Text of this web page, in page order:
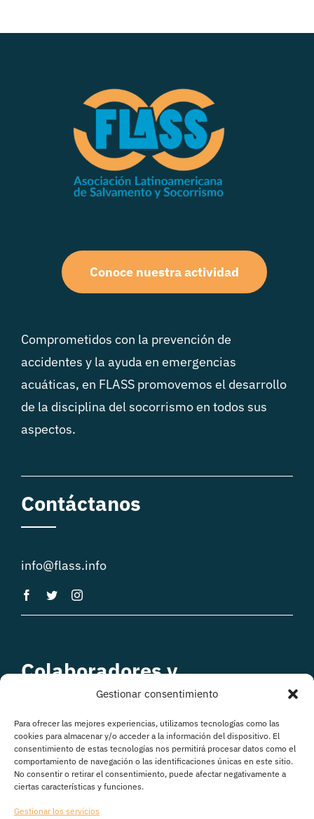
Gestionar consentimiento
Para ofrecer las mejores experiencias, utilizamos tecnologías como las
cookies para almacenar y/o acceder a la información del dispositivo. El
consentimiento de estas tecnologías nos permitirá procesar datos como el
comportamiento de navegación o las identificaciones únicas en este sitio.
No consentir o retirar el consentimiento, puede afectar negativamente a
ciertas características y funciones.
Gestionar los servicios
Conoce nuestra actividad
Comprometidos con la prevención de
accidentes y la ayuda en emergencias
acuáticas, en FLASS promovemos el desarrollo
de la disciplina del socorrismo en todos sus
aspectos.
Contáctanos
info@flass.info
Colaboradores y
patrocinadores